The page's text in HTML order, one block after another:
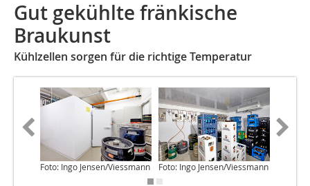
Gut gekühlte fränkische
Braukunst
Kühlzellen sorgen für die richtige Temperatur
Foto: Ingo Jensen/Viessmann Foto: Ingo Jensen/Viessmann